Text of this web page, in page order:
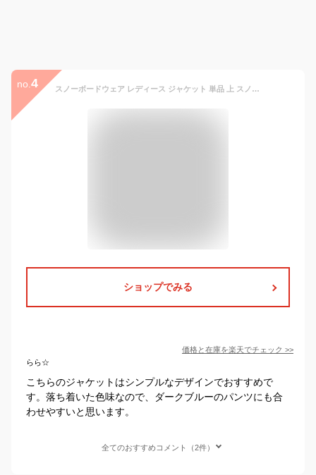
no. 4 スノーボードウェア レディース ジャケット 単品 上 スノボウェア スノボーウェア スノボ スノボー スキー W_RAY ダブルレイ le-Rhythm リアリズム 全19カラー 黒 赤 ベージュ グリーン マスタード 4サイズ ユニセックス 上 小さい 大きいサイズ S〜XL
ショップでみる
価格と在庫を楽天でチェック >>
らら☆
こちらのジャケットはシンプルなデザインでおすすめで
す。落ち着いた色味なので、ダークブルーのパンツにも合
わせやすいと思います。
全てのおすすめコメント（2件）